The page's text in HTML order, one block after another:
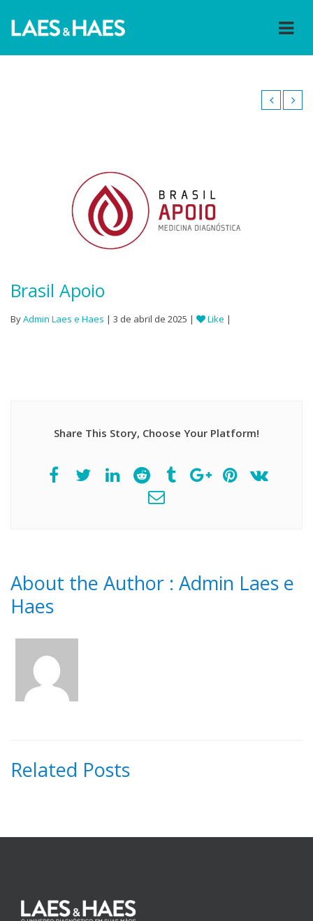
Brasil Apoio
ByAdmin Laes e Haes | 3 de abril de 2025 | Like |
Share This Story, Choose Your Platform!
About the Author : Admin Laes e
Haes
Related Posts